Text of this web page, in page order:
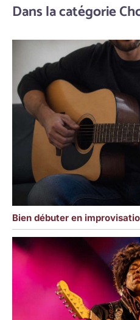
Dans la catégorie
Bien débuter en